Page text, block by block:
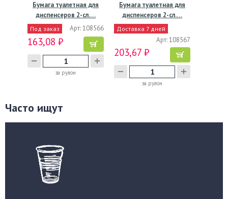
Бумага туалетная для
диспенсеров 2-сл.…
Под заказ Арт: 108566
163,08 ₽
за рулон
Бумага туалетная для
диспенсеров 2-сл.…
Доставка 7 дней
Арт: 108567
203,67 ₽
за рулон
Часто ищут